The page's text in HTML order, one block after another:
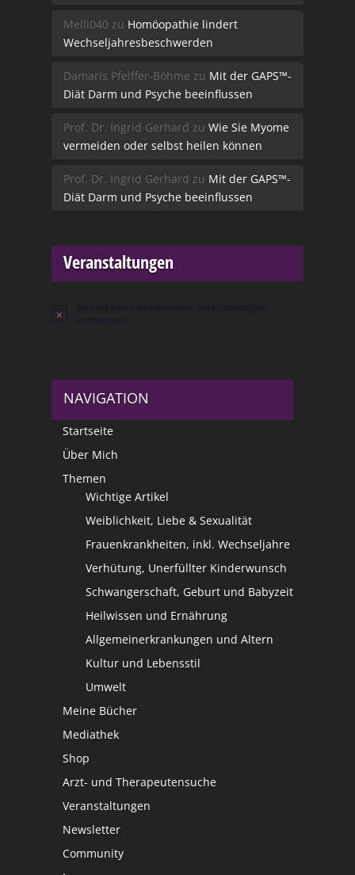
Melli040 zu Homöopathie lindert
Wechseljahresbeschwerden
Damaris Pfeiffer-Böhme zu Mit der GAPS™-
Diät Darm und Psyche beeinflussen
Prof. Dr. Ingrid Gerhard zu Wie Sie Myome
vermeiden oder selbst heilen können
Prof. Dr. Ingrid Gerhard zu Mit der GAPS™-
Diät Darm und Psyche beeinflussen
Veranstaltungen
Hinweis
NAVIGATION
Startseite
Über Mich
Themen
Wichtige Artikel
Weiblichkeit, Liebe & Sexualität
Frauenkrankheiten, inkl. Wechseljahre
Verhütung, Unerfüllter Kinderwunsch
Schwangerschaft, Geburt und Babyzeit
Heilwissen und Ernährung
Allgemeinerkrankungen und Altern
Kultur und Lebensstil
Umwelt
Meine Bücher
Mediathek
Shop
Arzt- und Therapeutensuche
Veranstaltungen
Newsletter
Community